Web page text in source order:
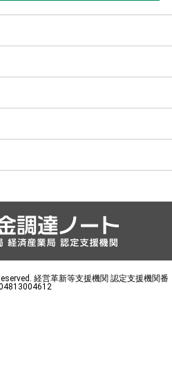
経営革新等支援機関 認定支援機関番